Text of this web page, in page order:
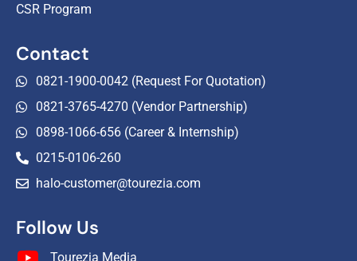
CSR Program
Contact
0821-1900-0042 (Request For Quotation)
0821-3765-4270 (Vendor Partnership)
0898-1066-656 (Career & Internship)
0215-0106-260
halo-customer@tourezia.com
Follow Us
Tourezia Media